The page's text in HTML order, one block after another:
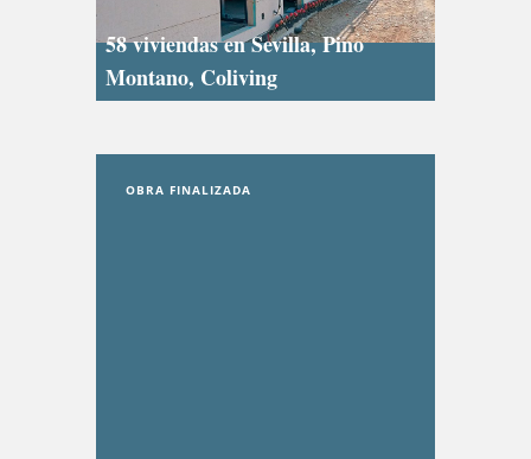
58 viviendas en Sevilla, Pino
Montano, Coliving
OBRA FINALIZADA